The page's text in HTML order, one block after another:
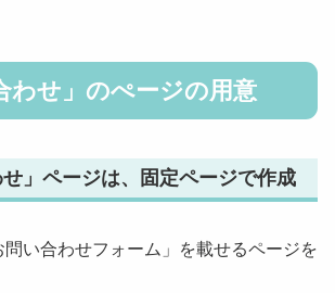
わせ」のぺージの用意
せ」ページは、固定ページで作成
問い合わせフォーム」を載せるページを